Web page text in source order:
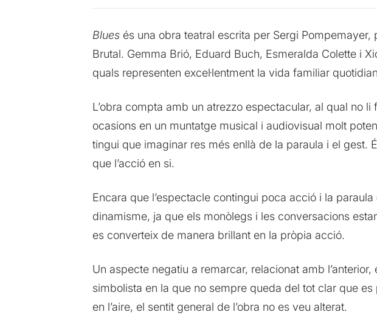
Blues és una obra teatral escrita per Sergi
Brutal. Gemma Brió, Eduard Buch, Esmeralda Colette i
quals representen excel·lentment la vida familiar
L’obra compta amb un atrezzo espectacular, al qual no
ocasions en un muntatge musical i audiovisual molt
tingui que imaginar res més enllà de la paraula i el gest.
que l’acció en si.
Encara que l’espectacle contingui poca acció i la
dinamisme, ja que els monòlegs i les conversacions
es converteix de manera brillant en la pròpia acció.
Un aspecte negatiu a remarcar, relacionat amb
simbolista en la que no sempre queda del tot clar que
en l’aire, el sentit general de l’obra no es veu alterat.